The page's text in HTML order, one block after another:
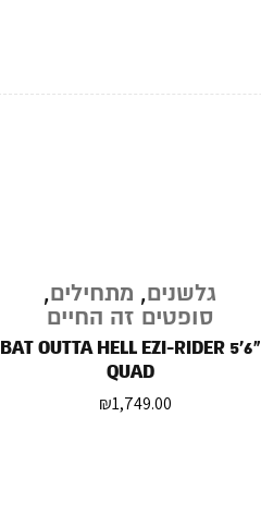
גלשנים, מתחילים,
סופטים זה החיים
BAT OUTTA HELL EZI-RIDER 5'6"
QUAD
₪1,749.00